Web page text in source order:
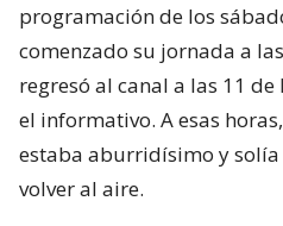
programación de los
comenzado su jornada a
regresó al canal a las 11
el informativo. A esas
estaba aburridísimo y
volver al aire.